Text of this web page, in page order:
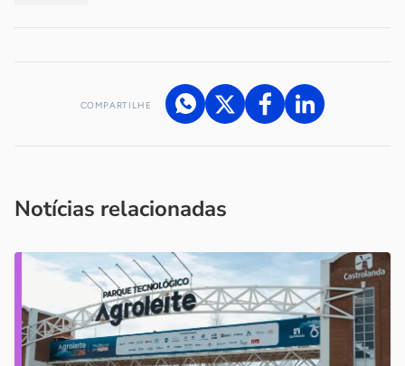
COMPARTILHE
Notícias relacionadas